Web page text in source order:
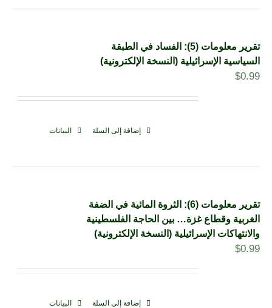
تقرير معلومات (5): الفساد في الطبقة
السياسية الإسرائيلية (النسخة الإلكترونية)
$0.99
إضافة إلى السلة البيانات
تقرير معلومات (6): الثروة المائية في الضفة
الغربية وقطاع غزة… بين الحاجة الفلسطينية
والانتهاكات الإسرائيلية (النسخة الإلكترونية)
$0.99
إضافة إلى السلة البيانات